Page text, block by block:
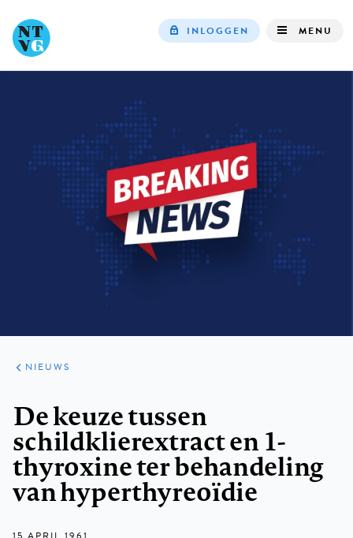
INLOGGEN MENU
ARTIKELEN
HET
KORT
NIEUWS
De keuze tussen
schildklierextract en 1-
thyroxine ter behandeling
van hyperthyreoïdie